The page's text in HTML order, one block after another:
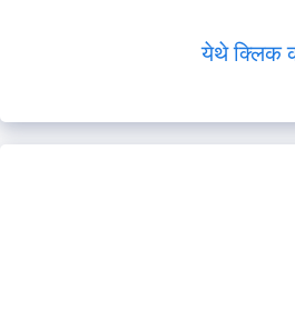
येथे क्लिक